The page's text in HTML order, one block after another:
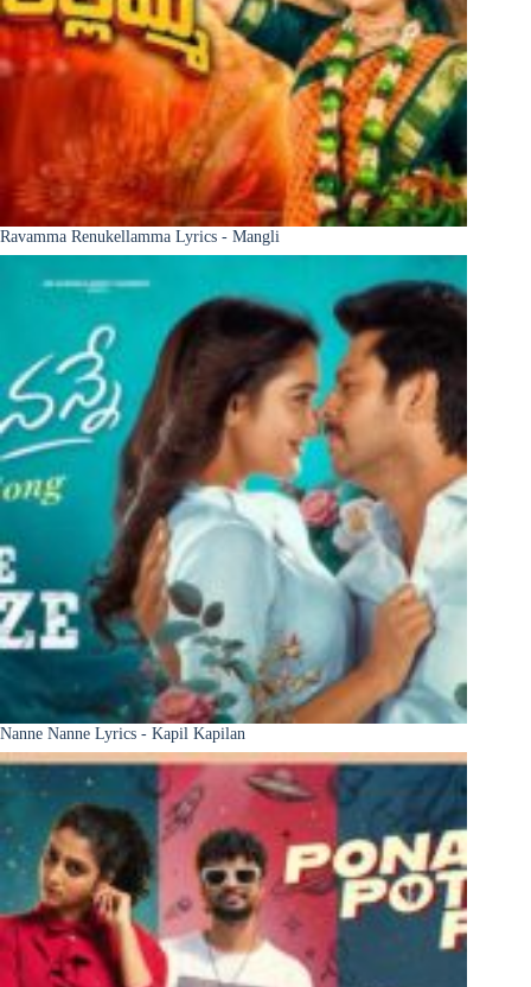
Ravamma Renukellamma Lyrics - Mangli
Nanne Nanne Lyrics - Kapil Kapilan